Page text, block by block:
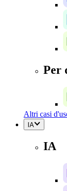
Per
Altri casi
IA
IA